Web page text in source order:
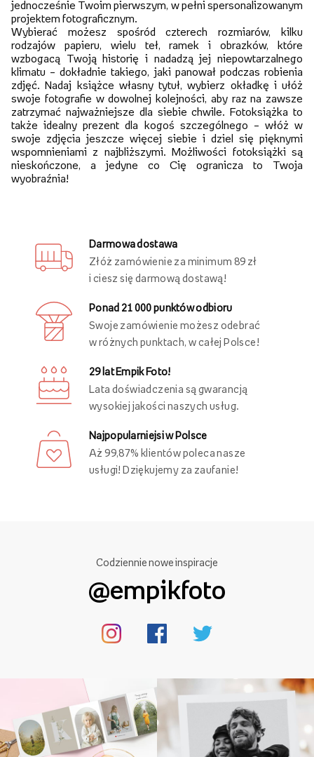
jednocześnie Twoim pierwszym, w pełni spersonalizowanym
projektem fotograficznym.
Wybierać możesz spośród czterech rozmiarów, kilku
rodzajów papieru, wielu teł, ramek i obrazków, które
wzbogacą Twoją historię i nadadzą jej niepowtarzalnego
klimatu – dokładnie takiego, jaki panował podczas robienia
zdjęć. Nadaj książce własny tytuł, wybierz okładkę i ułóż
swoje fotografie w dowolnej kolejności, aby raz na zawsze
zatrzymać najważniejsze dla siebie chwile. Fotoksiążka to
także idealny prezent dla kogoś szczególnego – włóż w
swoje zdjęcia jeszcze więcej siebie i dziel się pięknymi
wspomnieniami z najbliższymi. Możliwości fotoksiążki są
nieskończone, a jedyne co Cię ogranicza to Twoja
wyobraźnia!
Darmowa dostawa
Złóż zamówienie za minimum 89 zł
i ciesz się darmową dostawą!
Ponad 21 000 punktów odbioru
Swoje zamówienie możesz odebrać
w różnych punktach, w całej Polsce!
29 lat Empik Foto!
Lata doświadczenia są gwarancją
wysokiej jakości naszych usług.
Najpopularniejsi w Polsce
Aż 99,87% klientów poleca nasze
usługi! Dziękujemy za zaufanie!
Codziennie nowe inspiracje
@empikfoto